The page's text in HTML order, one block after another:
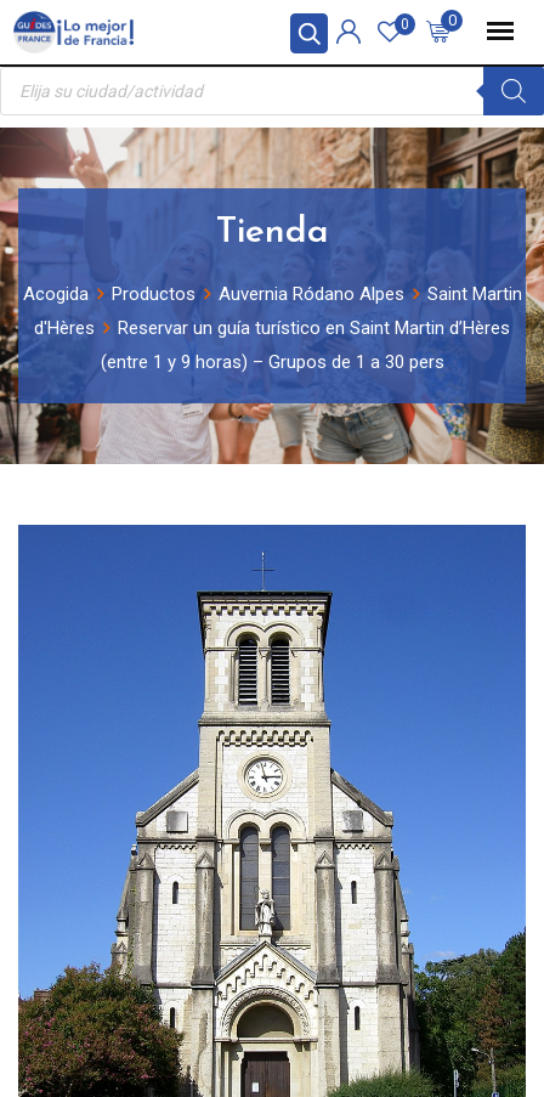
Panel de gestión de cookies
Skip
content
0
0
Búsqueda
productos
Tienda
Acogida Productos Auvernia Ródano Alpes
Saint Martin
d'Hères
Reservar un guía turístico en Saint Martin d’Hères
(entre 1 y 9 horas) – Grupos de 1 a 30 pers